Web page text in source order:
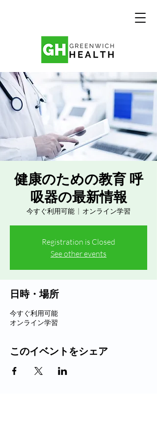
健康のための教育 呼
吸器の最新情報
今すぐ利用可能
  |
オンライン学習
Registration is Closed
See other events
日時・場所
今すぐ利用可能
オンライン学習
このイベントをシェア